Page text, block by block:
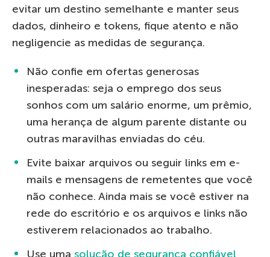
evitar um destino semelhante e manter seus
dados, dinheiro e tokens, fique atento e não
negligencie as medidas de segurança.
Não confie em ofertas generosas
inesperadas: seja o emprego dos seus
sonhos com um salário enorme, um prêmio,
uma herança de algum parente distante ou
outras maravilhas enviadas do céu.
Evite baixar arquivos ou seguir links em e-
mails e mensagens de remetentes que você
não conhece. Ainda mais se você estiver na
rede do escritório e os arquivos e links não
estiverem relacionados ao trabalho.
Use uma solução de segurança confiável